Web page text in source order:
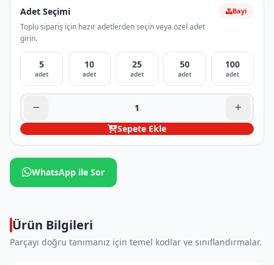
Adet Seçimi
Toplu sipariş için hazır adetlerden seçin veya özel adet
girin.
Bayi
5
adet
10
adet
25
adet
50
adet
100
adet
Sepete Ekle
WhatsApp ile Sor
Ürün Bilgileri
Parçayı doğru tanımanız için temel kodlar ve sınıflandırmalar.